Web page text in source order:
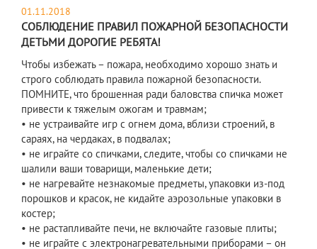
01.11.2018
СОБЛЮДЕНИЕ ПРАВИЛ ПОЖАРНОЙ БЕЗОПАСНОСТИ
ДЕТЬМИ ДОРОГИЕ РЕБЯТА!
Чтобы избежать – пожара, необходимо хорошо знать и
строго соблюдать правила пожарной безопасности.
ПОМНИТЕ, что брошенная ради баловства спичка может
привести к тяжелым ожогам и травмам;
• не устраивайте игр с огнем дома, вблизи строений, в
сараях, на чердаках, в подвалах;
• не играйте со спичками, следите, чтобы со спичками не
шалили ваши товарищи, маленькие дети;
• не нагревайте незнакомые предметы, упаковки из-под
порошков и красок, не кидайте аэрозольные упаковки в
костер;
• не растапливайте печи, не включайте газовые плиты;
• не играйте с электронагревательными приборами – он